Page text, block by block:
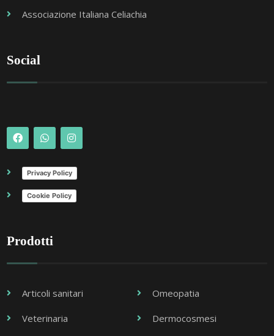
Associazione Italiana Celiachia
Social
Privacy Policy
Cookie Policy
Prodotti
Articoli sanitari Omeopatia
Veterinaria Dermocosmesi